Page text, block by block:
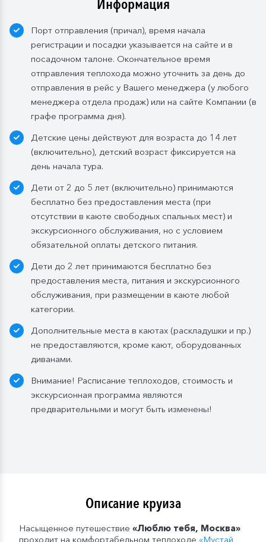
Информация
Порт отправления (причал), время начала
регистрации и посадки указывается на сайте и в
посадочном талоне. Окончательное время
отправления теплохода можно уточнить за день до
отправления в рейс у Вашего менеджера (у любого
менеджера отдела продаж) или на сайте Компании (в
графе программа дня).
Детские цены действуют для возраста до 14 лет
(включительно), детский возраст фиксируется на
день начала тура.
Дети от 2 до 5 лет (включительно) принимаются
бесплатно без предоставления места (при
отсутствии в каюте свободных спальных мест) и
экскурсионного обслуживания, но с условием
обязательной оплаты детского питания.
Дети до 2 лет принимаются бесплатно без
предоставления места, питания и экскурсионного
обслуживания, при размещении в каюте любой
категории.
Дополнительные места в каютах (раскладушки и пр.)
не предоставляются, кроме кают, оборудованных
диванами.
Внимание! Расписание теплоходов, стоимость и
экскурсионная программа являются
предварительными и могут быть изменены!
Описание круиза
Насыщенное путешествие «Люблю тебя, Москва»
проходит на комфортабельном теплоходе «Мустай